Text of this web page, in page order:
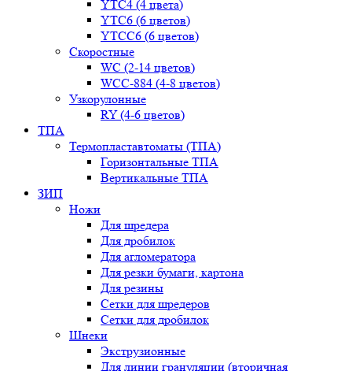
YТС4 (4 цвета)
YТС6 (6 цветов)
YТСC6 (6 цветов)
Скоростные
WС (2-14 цветов)
WСС-884 (4-8 цветов)
Узкорулонные
RY (4-6 цветов)
ТПА
Термопластавтоматы (ТПА)
Горизонтальные ТПА
Вертикальные ТПА
ЗИП
Ножи
Для шредера
Для дробилок
Для агломератора
Для резки бумаги, картона
Для резины
Сетки для шредеров
Сетки для дробилок
Шнеки
Экструзионные
Для линии грануляции (вторичная